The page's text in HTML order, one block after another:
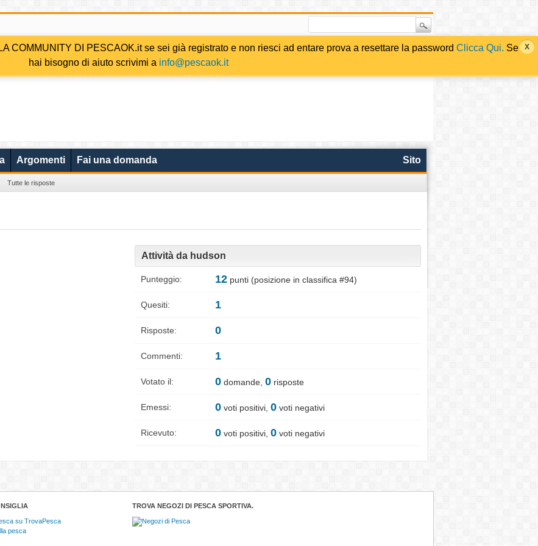
COMMUNITY DI PESCAOK.it se sei già registrato e non riesci ad entare prova a resettare la password Clicca Qui. Se
hai bisogno di aiuto scrivimi a info@pescaok.it
Argomenti Fai una domanda Sito
Tutte le risposte
Attività da hudson
Punteggio: 12 punti (posizione in classifica #94)
Quesiti: 1
Risposte: 0
Commenti: 1
Votato il: 0 domande, 0 risposte
Emessi: 0 voti positivi, 0 voti negativi
Ricevuto: 0 voti positivi, 0 voti negativi
TROVA NEGOZI DI PESCA SPORTIVA.